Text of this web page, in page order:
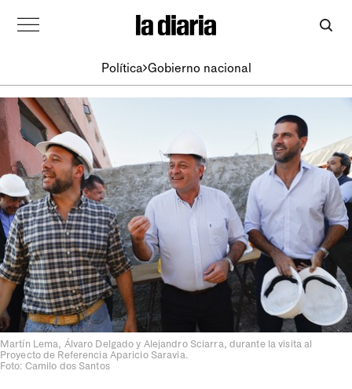
Política Gobierno nacional
Martín Lema, Álvaro Delgado y Alejandro Sciarra, durante la visita al
Proyecto de Referencia Aparicio Saravia.
Foto: Camilo dos Santos